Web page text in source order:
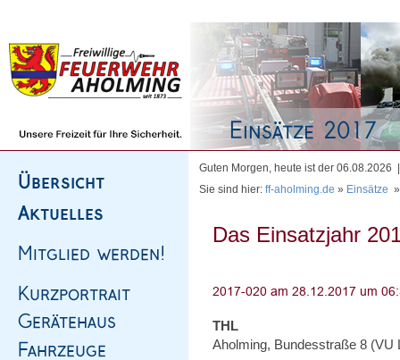
Guten Morgen, heute ist der
Sie sind hier: ff-aholming.de » Einsätze
Das Einsatzjahr
THL
Aholming, Bundesstraße 8